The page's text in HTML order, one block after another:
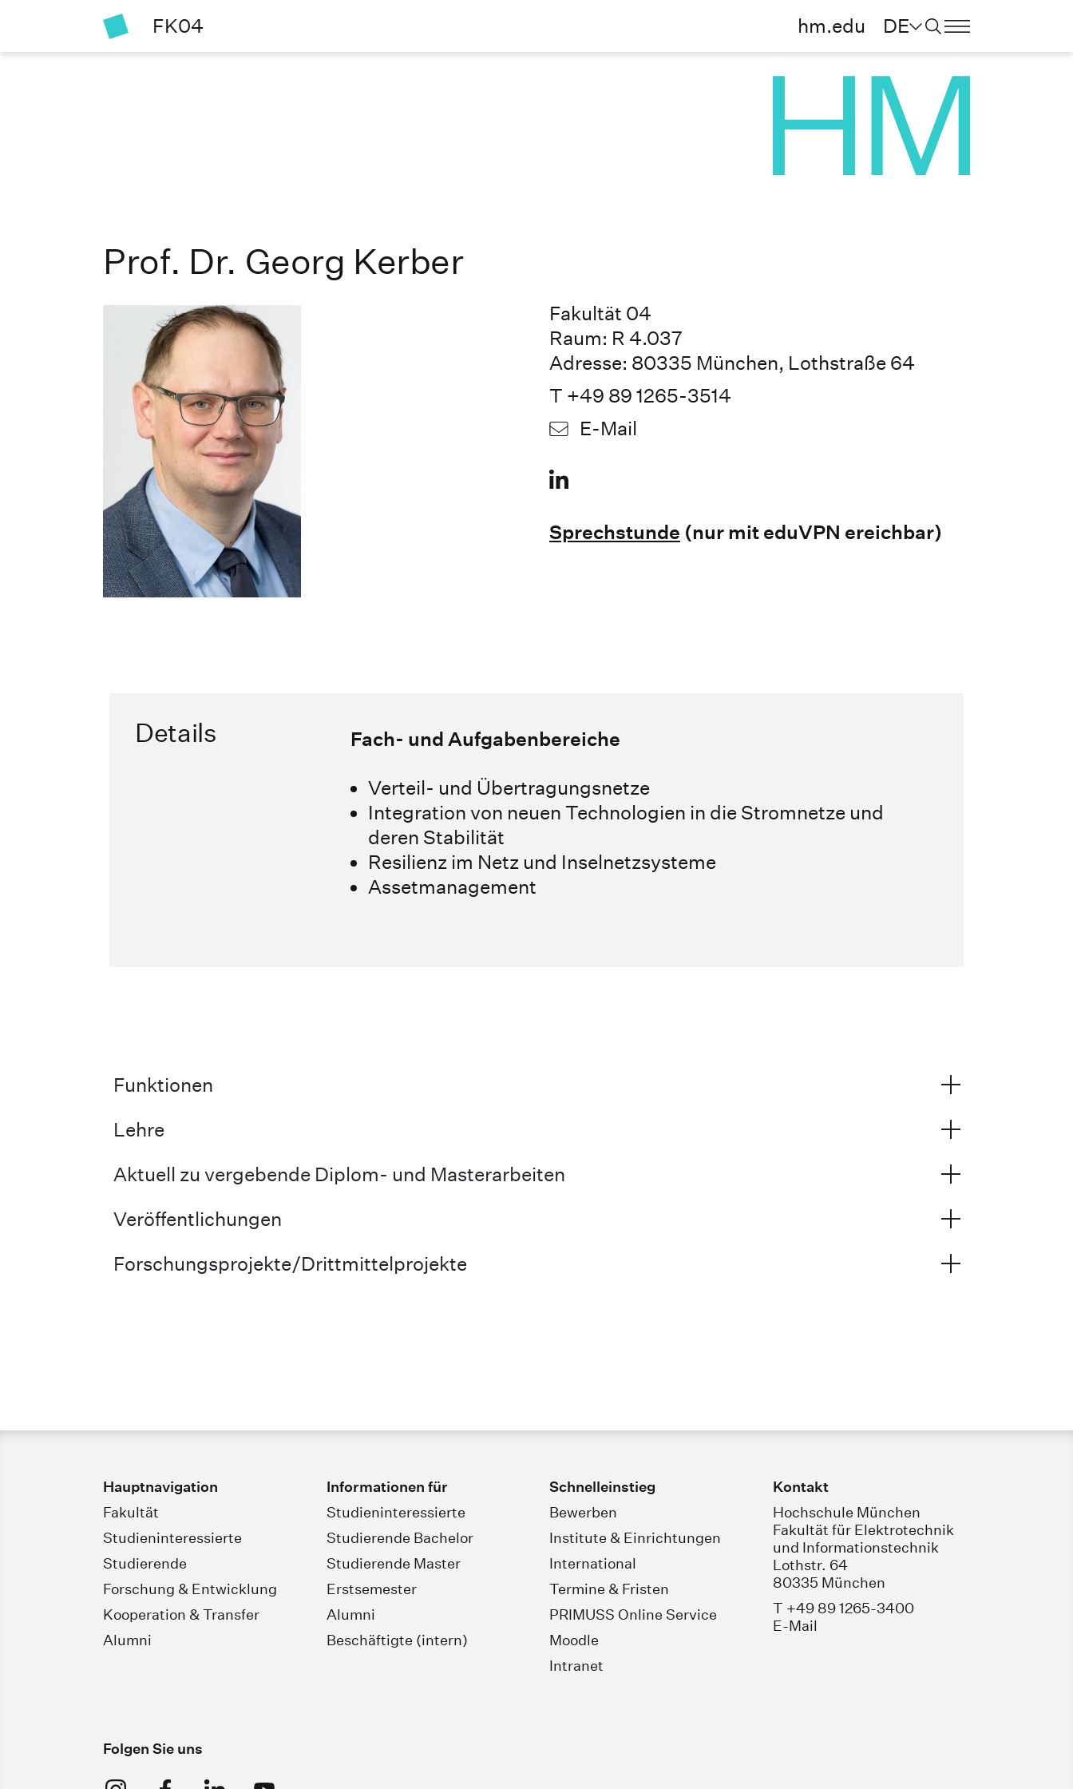
FK04 hm.edu DE
Prof. Dr. Georg Kerber
Fakultät 04
Raum: R 4.037
Adresse: 80335 München, Lothstraße 64
T +49 89 1265-3514
E-Mail
Sprechstunde (nur mit eduVPN ereichbar)
Details Fach- und Aufgabenbereiche
Verteil- und Übertragungsnetze
Integration von neuen Technologien in die Stromnetze und
deren Stabilität
Resilienz im Netz und Inselnetzsysteme
Assetmanagement
Funktionen
Lehre
Aktuell zu vergebende Diplom- und Masterarbeiten
Veröffentlichungen
Forschungsprojekte/Drittmittelprojekte
Hauptnavigation
Fakultät
Studieninteressierte
Studierende
Forschung & Entwicklung
Kooperation & Transfer
Alumni
Informationen für
Studieninteressierte
Studierende Bachelor
Studierende Master
Erstsemester
Alumni
Beschäftigte (intern)
Schnelleinstieg
Bewerben
Institute & Einrichtungen
International
Termine & Fristen
PRIMUSS Online Service
Moodle
Intranet
Kontakt
Hochschule München
Fakultät für Elektrotechnik
und Informationstechnik
Lothstr. 64
80335 München
T +49 89 1265-3400
E-Mail
Folgen Sie uns